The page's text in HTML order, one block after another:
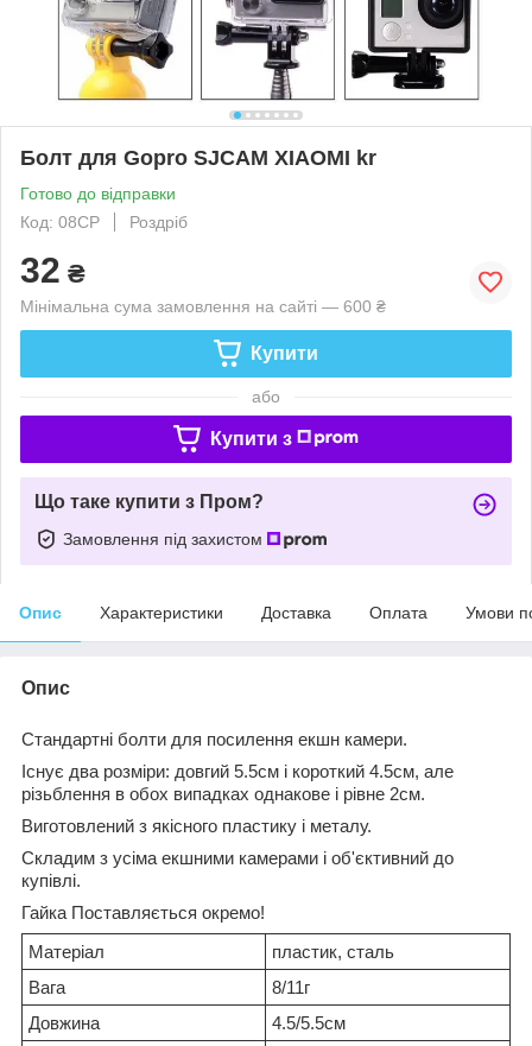
Болт для Gopro SJCAM XIAOMI kr
Готово до відправки
Код: 08CP
Роздріб
32 ₴
Мінімальна сума замовлення на сайті — 600 ₴
Купити
або
Купити з
Що таке купити з Пром?
Замовлення під захистом
Опис Характеристики Доставка Оплата Умови
Опис
Стандартні болти для посилення екшн камери.
Існує два розміри: довгий 5.5см і короткий 4.5см, але
різьблення в обох випадках однакове і рівне 2см.
Виготовлений з якісного пластику і металу.
Складим з усіма екшними камерами і об'єктивний до
купівлі.
Гайка Поставляється окремо!
Матеріал
пластик, сталь
Вага
8/11г
Довжина
4.5/5.5см